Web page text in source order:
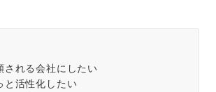
される会社にしたい
と活性化したい